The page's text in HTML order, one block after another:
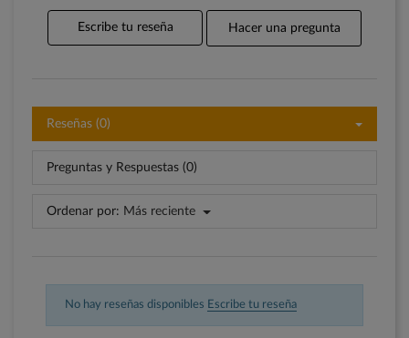
Escribe tu reseña Hacer una pregunta
Reseñas (0)
Preguntas y Respuestas (0)
Ordenar por: Más reciente
No hay reseñas disponibles Escribe tu reseña